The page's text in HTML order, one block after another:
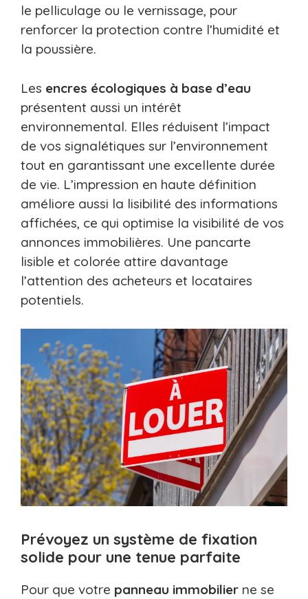
le pelliculage ou le vernissage, pour
renforcer la protection contre l’humidité et
la poussière.
Les encres écologiques à base d’eau
présentent aussi un intérêt
environnemental. Elles réduisent l’impact
de vos signalétiques sur l’environnement
tout en garantissant une excellente durée
de vie. L’impression en haute définition
améliore aussi la lisibilité des informations
affichées, ce qui optimise la visibilité de vos
annonces immobilières. Une pancarte
lisible et colorée attire davantage
l’attention des acheteurs et locataires
potentiels.
Prévoyez un système de fixation
solide pour une tenue parfaite
Pour que votre panneau immobilier ne se